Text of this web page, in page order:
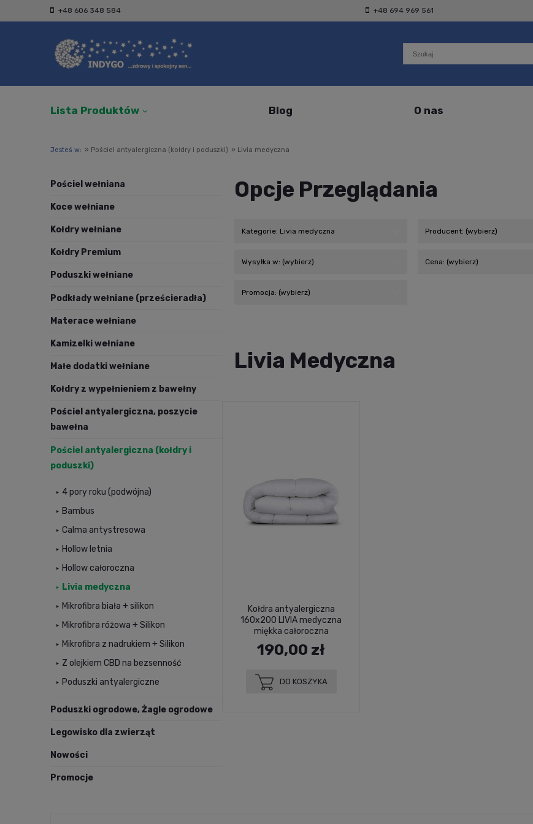
+48 606 348 584 +48 694 969 561
Lista Produktów Blog O nas
Jesteś w: » Pościel antyalergiczna (kołdry i poduszki) » Livia medyczna
Pościel wełniana
Koce wełniane
Kołdry wełniane
Kołdry Premium
Poduszki wełniane
Podkłady wełniane (prześcieradła)
Materace wełniane
Kamizelki wełniane
Małe dodatki wełniane
Kołdry z wypełnieniem z bawełny
Pościel antyalergiczna, poszycie
bawełna
Pościel antyalergiczna (kołdry i
poduszki)
4 pory roku (podwójna)
Bambus
Calma antystresowa
Hollow letnia
Hollow całoroczna
Livia medyczna
Mikrofibra biała + silikon
Mikrofibra różowa + Silikon
Mikrofibra z nadrukiem + Silikon
Z olejkiem CBD na bezsenność
Poduszki antyalergiczne
Poduszki ogrodowe, Żagle ogrodowe
Legowisko dla zwierząt
Nowości
Promocje
Opcje Przeglądania
Kategorie: Livia medyczna Producent: (wybierz)
Wysyłka w: (wybierz) Cena: (wybierz)
Promocja: (wybierz)
Livia Medyczna
Kołdra antyalergiczna
160x200 LIVIA medyczna
miękka całoroczna
mikrofibra
190,00 zł
DO KOSZYKA